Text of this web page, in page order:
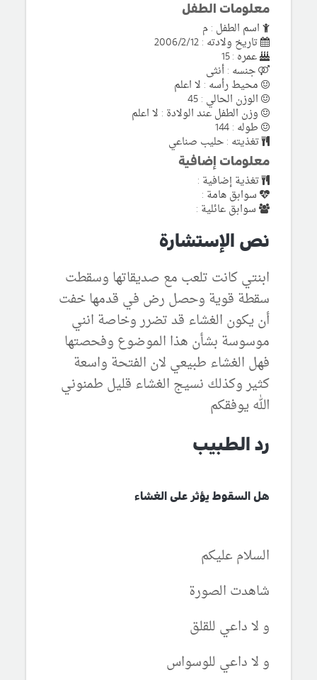
معلومات الطفل
اسم الطفل : م
تاريخ ولادته : 2006/2/12
عمره : 15
جنسه : أنثى
محيط رأسه : لا اعلم
الوزن الحالي : 45
وزن الطفل عند الولادة : لا اعلم
طوله : 144
تغذيته : حليب صناعي
معلومات إضافية
تغذية إضافية :
سوابق هامة :
سوابق عائلية :
نص الإستشارة
ابنتي كانت تلعب مع صديقاتها وسقطت
سقطة قوية وحصل رض في قدمها خفت
أن يكون الغشاء قد تضرر وخاصة انني
موسوسة بشأن هذا الموضوع وفحصتها
فهل الغشاء طبيعي لان الفتحة واسعة
كثير وكذلك نسيج الغشاء قليل طمنوني
الله يوفقكم
رد الطبيب
هل السقوط يؤثر على الغشاء
السلام عليكم
شاهدت الصورة
و لا داعي للقلق
و لا داعي للوسواس